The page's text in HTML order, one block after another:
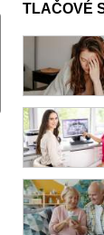
TLAČOVÉ